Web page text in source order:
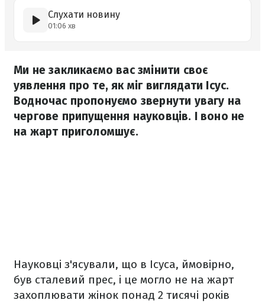
Слухати новину
01:06 хв
Ми не закликаємо вас змінити своє
уявлення про те, як міг виглядати Ісус.
Водночас пропонуємо звернути увагу на
чергове припущення науковців. І воно не
на жарт приголомшує.
Науковці з'ясували, що в Ісуса, ймовірно,
був сталевий прес, і це могло не на жарт
захоплювати жінок понад 2 тисячі років